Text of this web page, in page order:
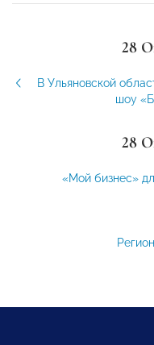
28
В Ульяновской
шоу
28
«Мой бизнес»